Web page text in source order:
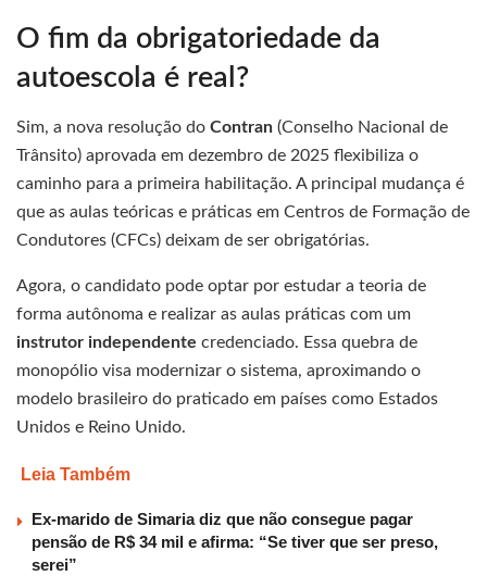
O fim da obrigatoriedade da
autoescola é real?
Sim, a nova resolução do Contran (Conselho Nacional de
Trânsito) aprovada em dezembro de 2025 flexibiliza o
caminho para a primeira habilitação. A principal mudança é
que as aulas teóricas e práticas em Centros de Formação de
Condutores (CFCs) deixam de ser obrigatórias.
Agora, o candidato pode optar por estudar a teoria de
forma autônoma e realizar as aulas práticas com um
instrutor independente credenciado. Essa quebra de
monopólio visa modernizar o sistema, aproximando o
modelo brasileiro do praticado em países como Estados
Unidos e Reino Unido.
Leia Também
Ex-marido de Simaria diz que não consegue pagar
pensão de R$ 34 mil e afirma: “Se tiver que ser preso,
serei”